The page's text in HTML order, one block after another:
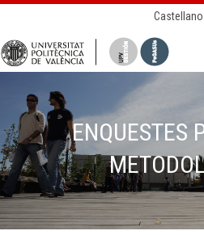
Castellano
ENQUESTES